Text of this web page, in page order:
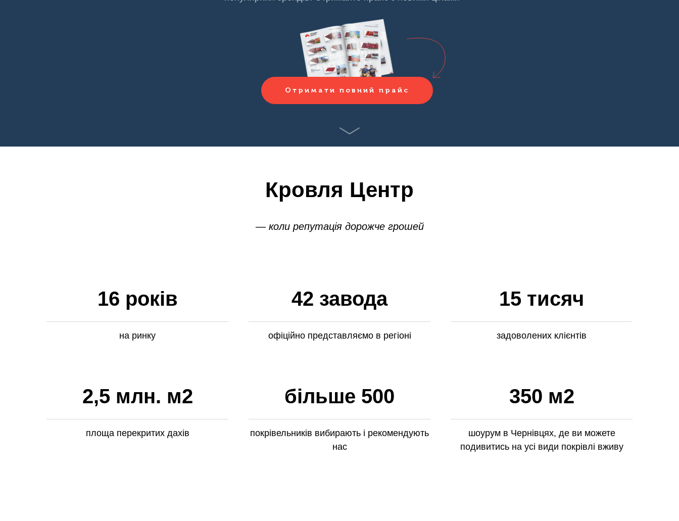
Отримати повний прайс
Кровля Центр
— коли репутація дорожче грошей
16 років
на ринку
42 завода
офіційно представляємо в регіоні
15 тисяч
задоволених клієнтів
2,5 млн. м2
площа перекритих дахів
більше 500
покрівельників вибирають і рекомендують
нас
350 м2
шоурум в Чернівцях, де ви можете
подивитись на усі види покрівлі вживу